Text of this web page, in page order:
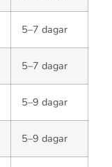
5–7 dagar
5–7 dagar
5–9 dagar
5–9 dagar